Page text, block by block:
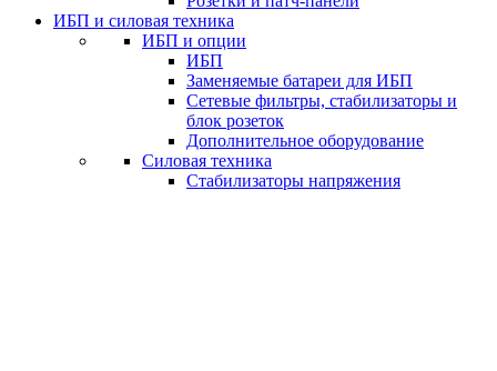
ИБП и силовая техника
ИБП и опции
ИБП
Заменяемые батареи для ИБП
Сетевые фильтры, стабилизаторы и
блок розеток
Дополнительное оборудование
Силовая техника
Стабилизаторы напряжения